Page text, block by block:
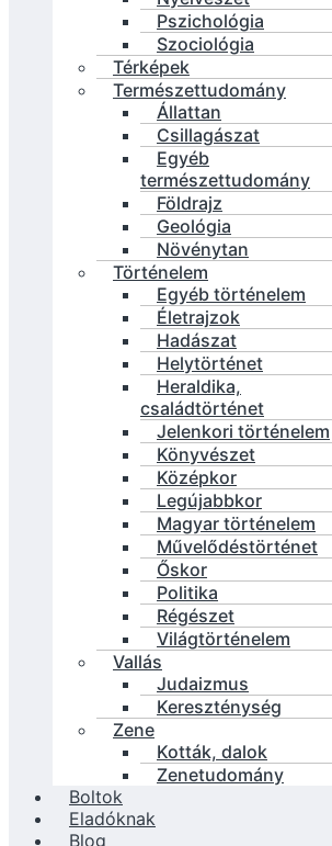
Pszichológia
Szociológia
Térképek
Természettudomány
Állattan
Csillagászat
Egyéb
természettudomány
Földrajz
Geológia
Növénytan
Történelem
Egyéb történelem
Életrajzok
Hadászat
Helytörténet
Heraldika,
családtörténet
Jelenkori történelem
Könyvészet
Középkor
Legújabbkor
Magyar történelem
Művelődéstörténet
Őskor
Politika
Régészet
Világtörténelem
Vallás
Judaizmus
Kereszténység
Zene
Kották, dalok
Zenetudomány
Boltok
Eladóknak
Blog